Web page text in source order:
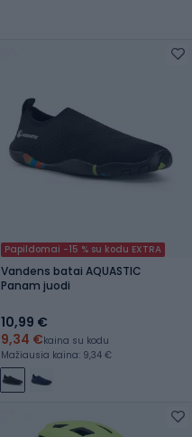
Papildomai -15 % su kodu EXTRA
Vandens batai AQUASTIC
Panam juodi
10,99 €
9,34 €kaina su kodu
Mažiausia kaina: 9,34 €